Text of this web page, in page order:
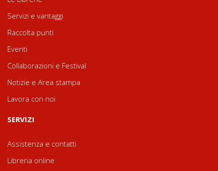
Servizi e vantaggi
Raccolta punti
Eventi
Collaborazioni e Festival
Notizie e Area stampa
Lavora con noi
SERVIZI
Assistenza e contatti
Libreria online